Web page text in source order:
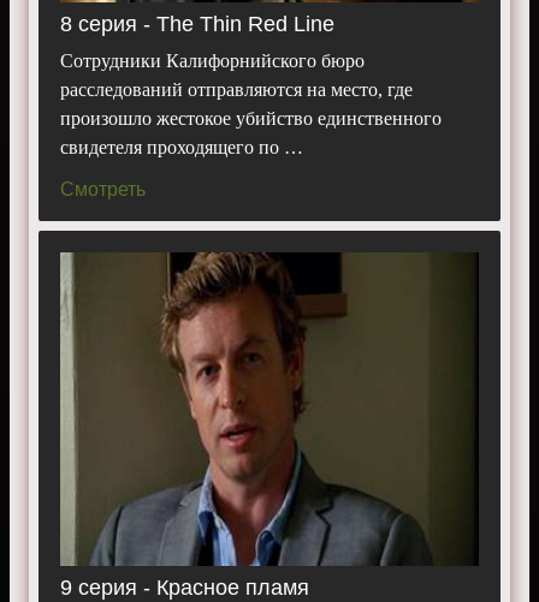
8 серия - The Thin Red Line
Сотрудники Калифорнийского бюро
расследований отправляются на место, где
произошло жестокое убийство единственного
свидетеля проходящего по …
Смотреть
9 серия - Красное пламя